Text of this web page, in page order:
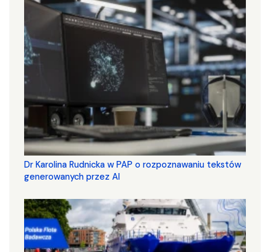
Dr Karolina Rudnicka w PAP o rozpoznawaniu tekstów
generowanych przez AI